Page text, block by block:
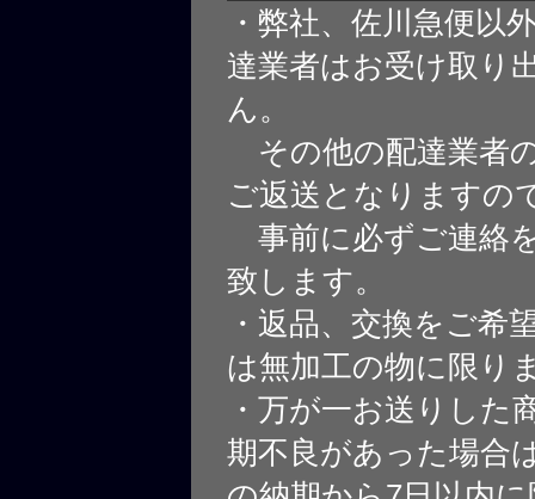
・弊社、佐川急便以
達業者はお受け取り
ん。
その他の配達業者
ご返送となりますの
事前に必ずご連絡
致します。
・返品、交換をご希
は無加工の物に限り
・万が一お送りした
期不良があった場合